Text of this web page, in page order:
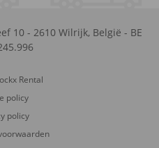
10 - 2610 Wilrijk, België - BE
Rental
policy
policy